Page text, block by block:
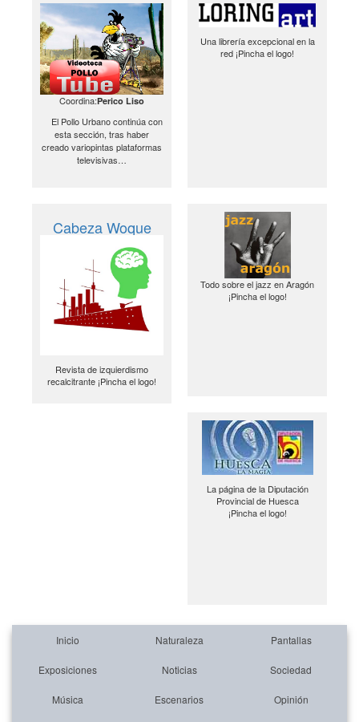
Coordina:Perico Liso
El Pollo Urbano continúa con
esta sección, tras haber
creado variopintas plataformas
televisivas…
Una librería excepcional en la
red ¡Pincha el logo!
Cabeza Woque
Revista de izquierdismo
recalcitrante ¡Pincha el logo!
Todo sobre el jazz en Aragón
¡Pincha el logo!
La página de la Diputación
Provincial de Huesca
¡Pincha el logo!
Inicio Naturaleza Pantallas
Exposiciones Noticias Sociedad
Música Escenarios Opinión